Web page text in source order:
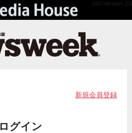
API Version 2.0
新規会員登録
ログイン